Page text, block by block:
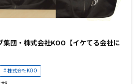
集団・株式会社KOO【イケてる会社に
株式会社KOO